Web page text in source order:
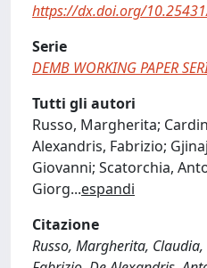
https://dx.doi.org/
Serie
DEMB WORKING PAPER
Tutti gli autori
Russo, Margherita;
Alexandris, Fabrizio;
Giovanni; Scatorchia,
Giorg...espandi
Citazione
Russo, Margherita,